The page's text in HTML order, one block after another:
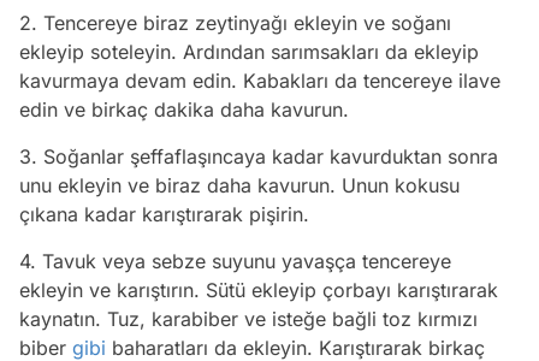
2. Tencereye biraz zeytinyağı ekleyin ve soğanı
ekleyip soteleyin. Ardından sarımsakları da ekleyip
kavurmaya devam edin. Kabakları da tencereye ilave
edin ve birkaç dakika daha kavurun.
3. Soğanlar şeffaflaşıncaya kadar kavurduktan sonra
unu ekleyin ve biraz daha kavurun. Unun kokusu
çıkana kadar karıştırarak pişirin.
4. Tavuk veya sebze suyunu yavaşça tencereye
ekleyin ve karıştırın. Sütü ekleyip çorbayı karıştırarak
kaynatın. Tuz, karabiber ve isteğe bağli toz kırmızı
biber gibi baharatları da ekleyin. Karıştırarak birkaç